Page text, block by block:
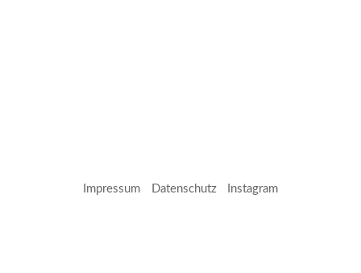
überspringen
Impressum Datenschutz Instagram